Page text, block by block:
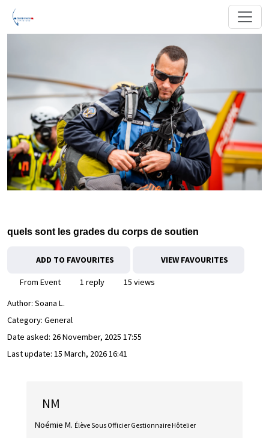
quels sont les grades du corps de soutien
ADD TO FAVOURITES VIEW FAVOURITES
From Event 1 reply
15 views
Author: Soana L.
Category: General
Date asked: 26 November, 2025 17:55
Last update: 15 March, 2026 16:41
NM
Noémie M. Élève Sous Officier Gestionnaire Hôtelier